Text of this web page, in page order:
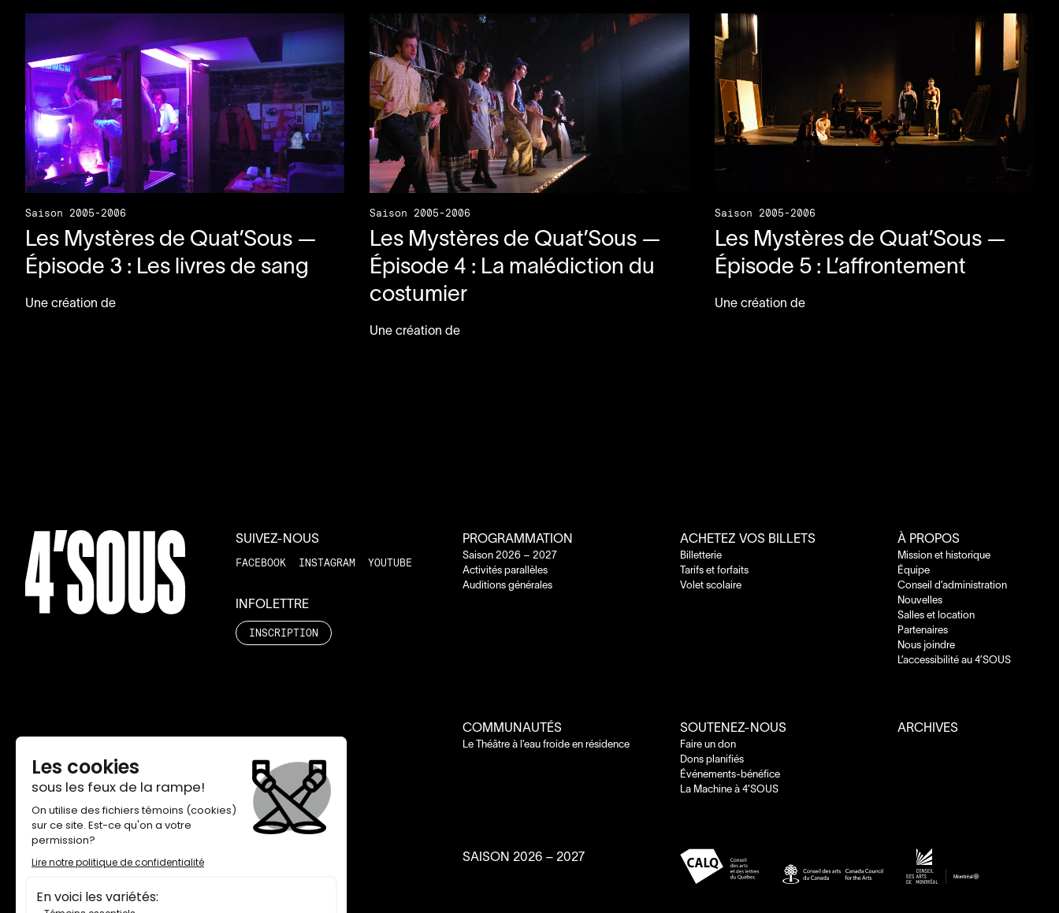
Saison 2005-2006
Les Mystères de Quat’Sous —
Épisode 3 : Les livres de sang
Une création de
Saison 2005-2006
Les Mystères de Quat’Sous —
Épisode 4 : La malédiction du
costumier
Une création de
Saison 2005-2006
Les Mystères de Quat’Sous —
Épisode 5: L’affrontement
Une création de
SUIVEZ-NOUS
FACEBOOK INSTAGRAM YOUTUBE
INFOLETTRE
INSCRIPTION
PROGRAMMATION
Saison 2026 – 2027
Activités parallèles
Auditions générales
ACHETEZ VOS BILLETS
Billetterie
Tarifs et forfaits
Volet scolaire
À PROPOS
Mission et historique
Équipe
Conseil d’administration
Nouvelles
Salles et location
Partenaires
Nous joindre
L’accessibilité au 4’SOUS
COMMUNAUTÉS
Le Théâtre à l’eau froide en résidence
SOUTENEZ-NOUS
Faire un don
Dons planifiés
Événements-bénéfice
La Machine à 4’SOUS
ARCHIVES
SAISON 2026 – 2027